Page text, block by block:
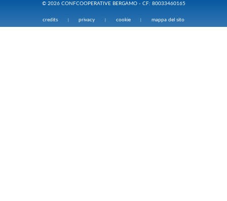
© 2026 CONFCOOPERATIVE BERGAMO - CF: 80033460165
credits privacy cookie mappa del sito